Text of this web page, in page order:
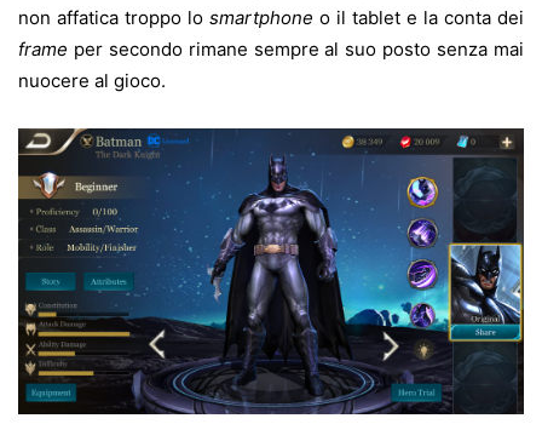
non affatica troppo lo smartphone o il tablet e la conta dei
frame per secondo rimane sempre al suo posto senza mai
nuocere al gioco.